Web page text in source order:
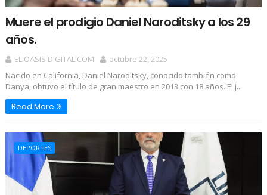
Muere el prodigio Daniel Naroditsky a los 29
años.
EL OASIS DIGITAL.COM
octubre 22, 2025
Nacido en California, Daniel Naroditsky, conocido también como
Danya, obtuvo el título de gran maestro en 2013 con 18 años. El j...
Read More
DEPORTES